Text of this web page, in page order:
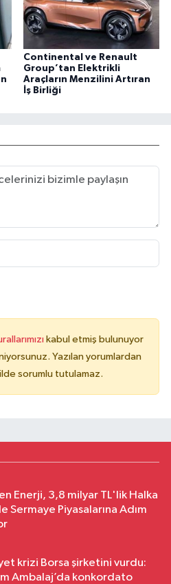
Continental ve Renault
Group’tan Elektrikli
Araçların Menzilini Artıran
İş Birliği
kabul etmiş bulunuyor
Yazılan yorumlardan
sorumlu tutulamaz.
Enerji, 3,8 milyar TL'lik Halka
Sermaye Piyasalarına Adım
krizi Borsa şirketini vurdu:
Ambalaj’da konkordato